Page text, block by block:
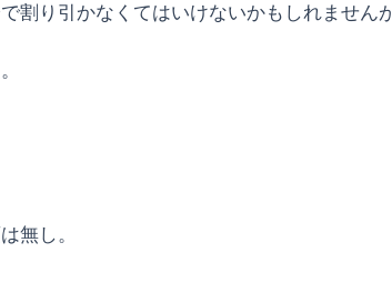
割り引かなくてはいけないかもしれません
無し。